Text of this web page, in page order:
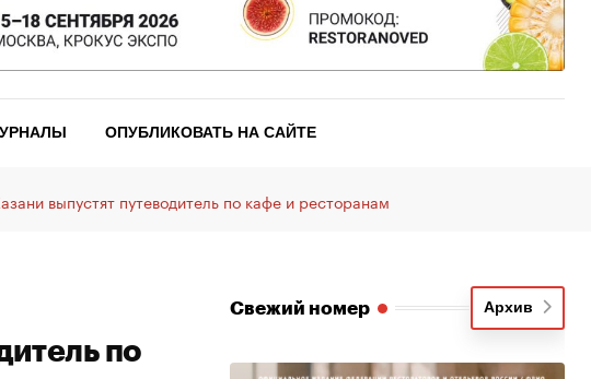
ОПУБЛИКОВАТЬ НА САЙТЕ
выпустят путеводитель по кафе и ресторанам
по
Свежий номер Архив